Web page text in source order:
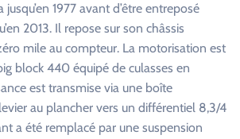
1977 avant d’être entreposé
2013. Il repose sur son châssis
mile au compteur. La motorisation est
block 440 équipé de culasses en
est transmise via une boîte
au plancher vers un différentiel 8,3/4
a été remplacé par une suspension